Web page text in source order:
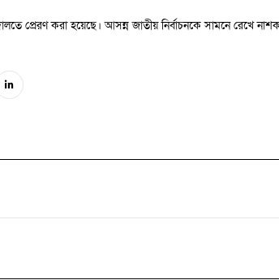
প্রেরণ করা হয়েছে। আসন্ন জাতীয় নির্বাচনকে সামনে রেখে